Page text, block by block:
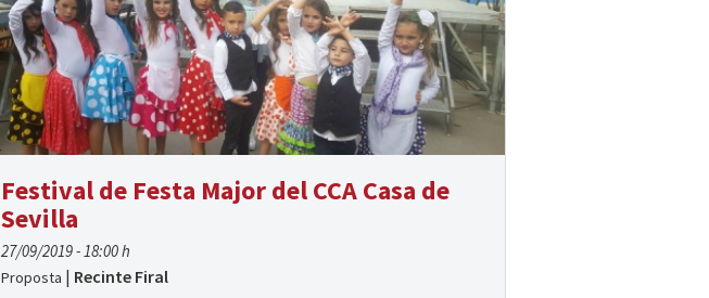
Festival de Festa Major del CCA Casa de
Sevilla
27/09/2019 - 18:00 h
Proposta | Recinte Firal